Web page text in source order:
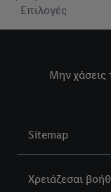
Επιλογές
Μην χάσεις
Sitemap
Χρειάζεσαι